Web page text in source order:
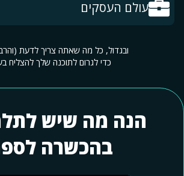
עולם העסקים
ובגדול, כל מה שאתה צריך לדעת
כדי לגרום לתוכנה שלך להצליח
הנה מה שיש
בהכשרה